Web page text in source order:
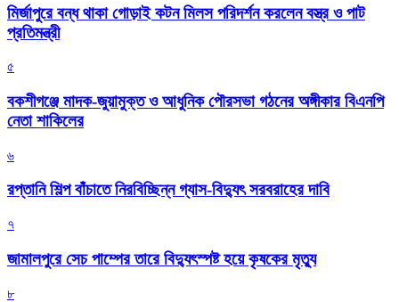
মির্জাপুরে বন্ধ থাকা গোড়াই কটন মিলস পরিদর্শন করলেন বস্ত্র ও পাট
প্রতিমন্ত্রী
৫
বকশীগঞ্জে মাদক-জুয়ামুক্ত ও আধুনিক পৌরসভা গঠনের অঙ্গীকার বিএনপি
নেতা শাকিলের
৬
রপ্তানি শিল্প বাঁচাতে নিরবিচ্ছিন্ন গ্যাস-বিদ্যুৎ সরবরাহের দাবি
৭
জামালপুরে সেচ পাম্পের তারে বিদ্যুৎস্পষ্ট হয়ে কৃষকের মৃত্যু
৮